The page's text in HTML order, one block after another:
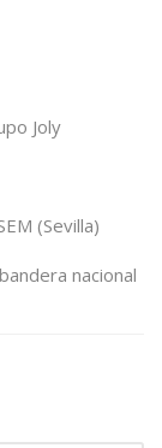
Joly
(Sevilla)
nacional